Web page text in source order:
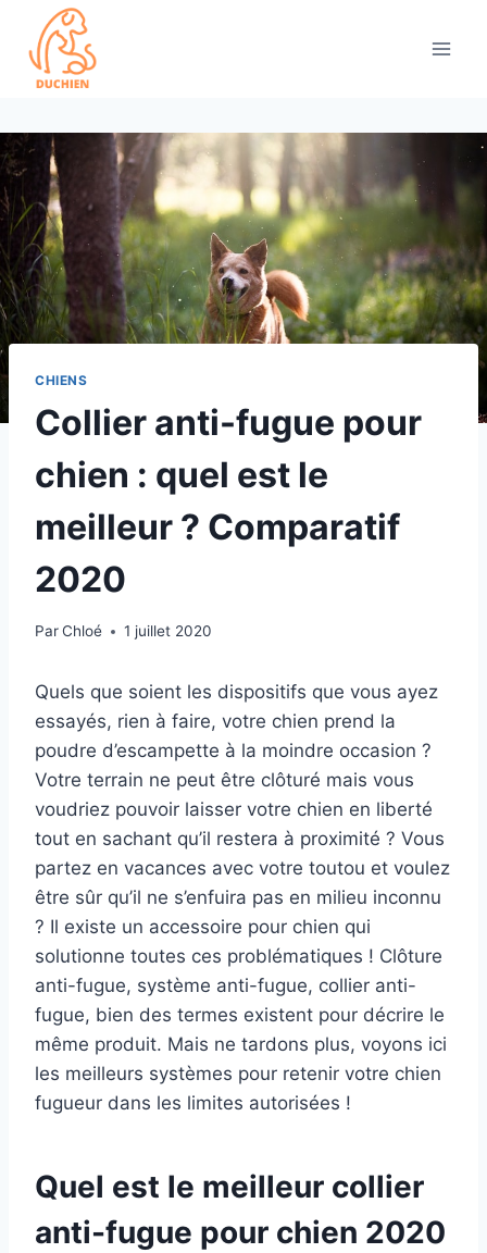
content
CHIENS
Collier anti-fugue pour
chien : quel est le
meilleur ? Comparatif
2020
ParChloé 1 juillet 2020
Quels que soient les dispositifs que vous ayez
essayés, rien à faire, votre chien prend la
poudre d’escampette à la moindre occasion ?
Votre terrain ne peut être clôturé mais vous
voudriez pouvoir laisser votre chien en liberté
tout en sachant qu’il restera à proximité ? Vous
partez en vacances avec votre toutou et voulez
être sûr qu’il ne s’enfuira pas en milieu inconnu
? Il existe un accessoire pour chien qui
solutionne toutes ces problématiques ! Clôture
anti-fugue, système anti-fugue, collier anti-
fugue, bien des termes existent pour décrire le
même produit. Mais ne tardons plus, voyons ici
les meilleurs systèmes pour retenir votre chien
fugueur dans les limites autorisées !
Quel est le meilleur collier
anti-fugue pour chien 2020